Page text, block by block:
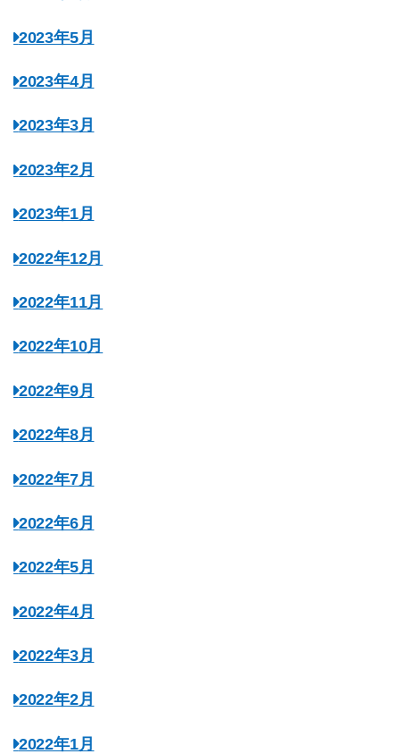
2023年5月
2023年4月
2023年3月
2023年2月
2023年1月
2022年12月
2022年11月
2022年10月
2022年9月
2022年8月
2022年7月
2022年6月
2022年5月
2022年4月
2022年3月
2022年2月
2022年1月